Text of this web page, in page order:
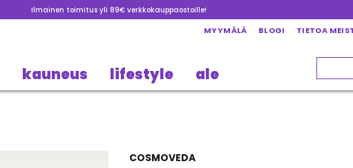
Ilmainen toimitus yli 89€ verkkokauppaostoille!
MYYMÄLÄ BLOGI TIETOA
kauneus lifestyle ale
COSMOVEDA